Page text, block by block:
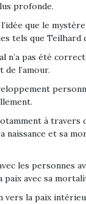
profonde.
que le
tels que Teilhard
n’a pas été
l’amour.
à travers
naissance et sa
les personnes
paix avec sa
la paix